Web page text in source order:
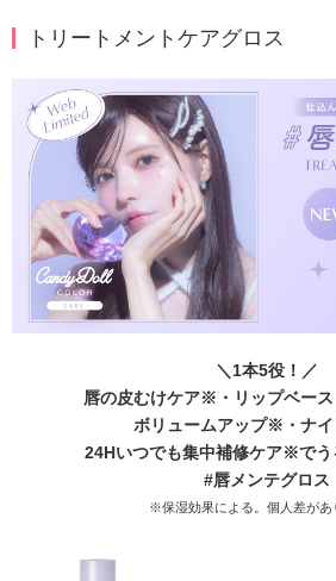
トリートメントケアグロス
＼1本5役！／
唇の皮むけケア※・リップベー
ボリュームアップ※・ナイ
24Hいつでも集中補修ケア※でう
#唇メンテグロス
※保湿効果による。個人差があ